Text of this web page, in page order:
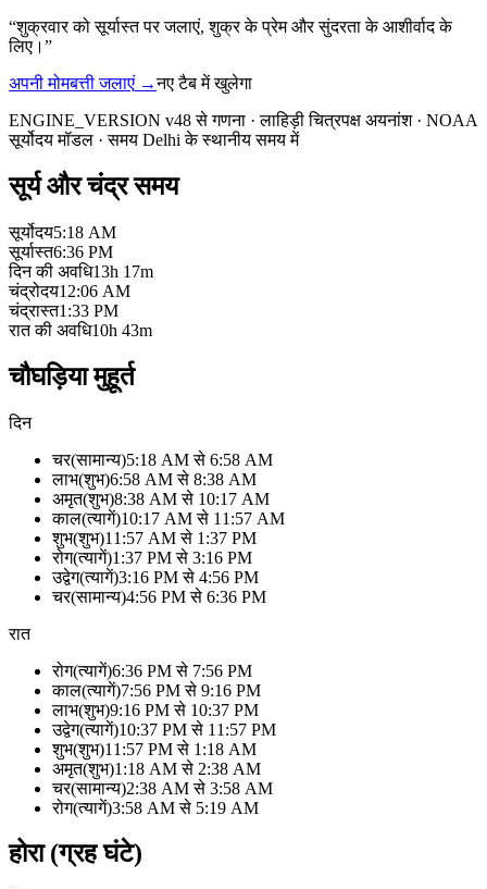
“शुक्रवार को सूर्यास्त पर जलाएं, शुक्र के प्रेम और सुंदरता के आशीर्वाद के
लिए। ”
अपनी मोमबत्ती जलाएं →नए टैब में खुलेगा
ENGINE_VERSION v48 से गणना ·लाहिड़ी चित्रपक्ष अयनांश· NOAA
सूर्योदय मॉडल ·समय Delhi के स्थानीय समय में
सूर्य और चंद्र समय
सूर्योदय5:18 AM
सूर्यास्त6:36 PM
दिन की अवधि13h 17m
चंद्रोदय12:06 AM
चंद्रास्त1:33 PM
रात की अवधि10h 43m
चौघड़िया मुहूर्त
दिन
चर(सामान्य)5:18 AM से 6:58 AM
लाभ(शुभ)6:58 AM से 8:38 AM
अमृत(शुभ)8:38 AM से 10:17 AM
काल(त्यागें)10:17 AM से 11:57 AM
शुभ(शुभ)11:57 AM से 1:37 PM
रोग(त्यागें)1:37 PM से 3:16 PM
उद्वेग(त्यागें)3:16 PM से 4:56 PM
चर(सामान्य)4:56 PM से 6:36 PM
रात
रोग(त्यागें)6:36 PM से 7:56 PM
काल(त्यागें)7:56 PM से 9:16 PM
लाभ(शुभ)9:16 PM से 10:37 PM
उद्वेग(त्यागें)10:37 PM से 11:57 PM
शुभ(शुभ)11:57 PM से 1:18 AM
अमृत(शुभ)1:18 AM से 2:38 AM
चर(सामान्य)2:38 AM से 3:58 AM
रोग(त्यागें)3:58 AM से 5:19 AM
होरा (ग्रह घंटे)